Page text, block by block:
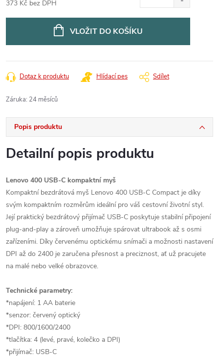
373 Kč bez DPH
VLOŽIT DO KOŠÍKU
Dotaz k produktu Hlídací pes Sdílet
Záruka: 24 měsíců
Popis produktu
Detailní popis produktu
Lenovo 400 USB-C kompaktní myš
Kompaktní bezdrátová myš Lenovo 400 USB-C Compact je díky
svým kompaktním rozměrům ideální pro váš cestovní životní styl.
Její praktický bezdrátový přijímač USB-C poskytuje stabilní připojení
plug-and-play a zároveň umožňuje spárovat ultrabook až s osmi
zařízeními. Díky červenému optickému snímači a možnosti nastavení
DPI až do 2400 je zaručena přesnost a preciznost, ať už pracujete
na malé nebo velké obrazovce.
Technické parametry:
*napájení: 1 AA baterie
*senzor: červený optický
*DPI: 800/1600/2400
*tlačítka: 4 (levé, pravé, kolečko a DPI)
*přijímač: USB-C